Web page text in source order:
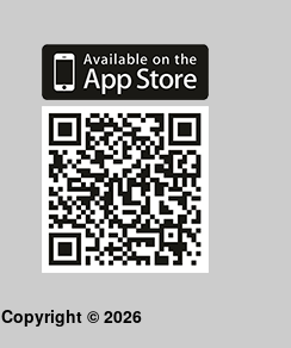
Copyright © 2026